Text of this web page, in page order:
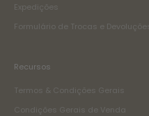
Expedições
Formulário de Trocas e Devoluções
Recursos
Termos & Condições Gerais
Condições Gerais de Venda